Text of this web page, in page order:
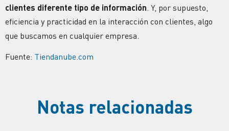
clientes diferente tipo de información . Y, por supuesto,
eficiencia y practicidad en la interacción con clientes , algo
que buscamos en cualquier empresa.
Fuente: Tiendanube.com
Notas relacionadas